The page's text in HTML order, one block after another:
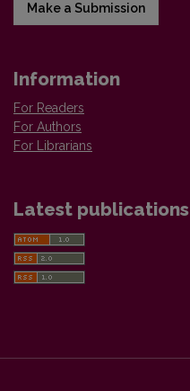
Make a Submission
Information
For Readers
For Authors
For Librarians
Latest publications